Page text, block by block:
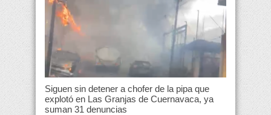
Siguen sin detener a chofer de la pipa que
explotó en Las Granjas de Cuernavaca, ya
suman 31 denuncias